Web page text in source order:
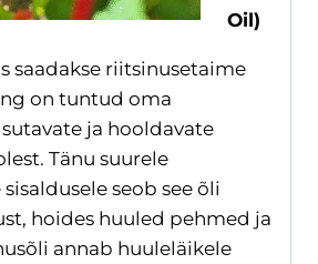
Oil)
saadakse riitsinusetaime
on tuntud oma
ja hooldavate
Tänu suurele
seob see õli
hoides huuled pehmed ja
annab huuleläikele